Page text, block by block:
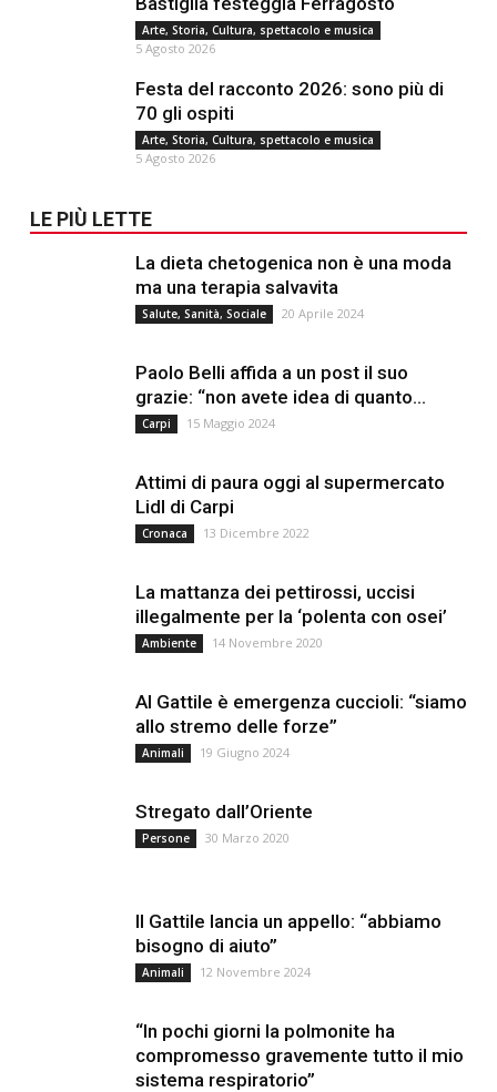
Arte, Storia, Cultura, spettacolo e musica
5 Agosto 2026
Festa del racconto 2026: sono più di
70 gli ospiti
Arte, Storia, Cultura, spettacolo e musica
5 Agosto 2026
LE PIÙ LETTE
La dieta chetogenica non è una moda
ma una terapia salvavita
Salute, Sanità, Sociale 20 Aprile 2024
Paolo Belli affida a un post il suo
grazie: “non avete idea di quanto...
Carpi 15 Maggio 2024
Attimi di paura oggi al supermercato
Lidl di Carpi
Cronaca 13 Dicembre 2022
La mattanza dei pettirossi, uccisi
illegalmente per la ‘polenta con osei’
Ambiente 14 Novembre 2020
Al Gattile è emergenza cuccioli: “siamo
allo stremo delle forze”
Animali 19 Giugno 2024
Stregato dall’Oriente
Persone 30 Marzo 2020
Il Gattile lancia un appello: “abbiamo
bisogno di aiuto”
Animali 12 Novembre 2024
“In pochi giorni la polmonite ha
compromesso gravemente tutto il mio
sistema respiratorio”